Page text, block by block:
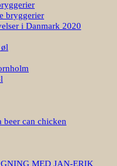
bryggerier
i Danmark 2020
beer can chicken
MED JAN-ERIK